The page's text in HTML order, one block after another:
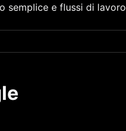
semplice e flussi di lavoro